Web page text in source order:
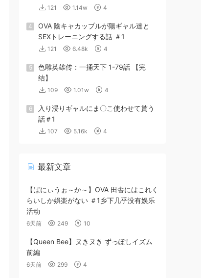
121 1.14w 4
4
OVA 陰キャカップルが陽ギャル達と
SEXトレーニングする話 ＃1
121 6.48k 4
5
色雕英雄传：一捅天下 1-79話 【完
结】
109 1.01w 4
6
入り浸りギャルにま〇こ使わせて貰う
話＃1
107 5.16k 4
最新文章
【ばにぃうぉ～か～】OVA 田舎にはこれく
らいしか娯楽がない ＃1乡下几乎没有娱乐
活动
6天前 249 10
【Queen Bee】ヌきヌき ずっぽしイズム
前編
6天前 299 4